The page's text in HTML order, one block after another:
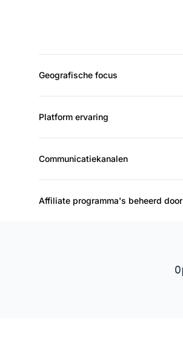
Geografische focus
Platform ervaring
Communicatiekanalen
Affiliate programma's beheerd